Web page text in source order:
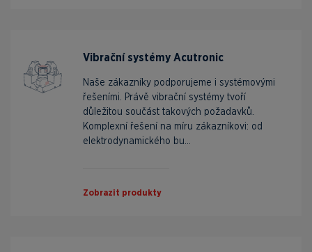
Vibrační systémy Acutronic
Naše zákazníky podporujeme i systémovými
řešeními. Právě vibrační systémy tvoří
důležitou součást takových požadavků.
Komplexní řešení na míru zákazníkovi: od
elektrodynamického bu...
Zobrazit produkty